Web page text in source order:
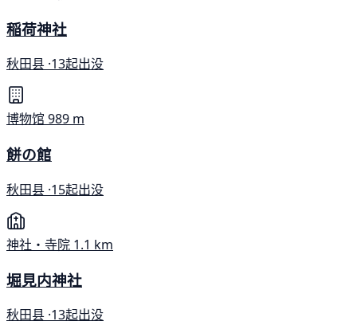
稲荷神社
秋田县 ·13起出没
博物馆 989 m
餅の館
秋田县 ·15起出没
神社・寺院 1.1 km
堀見内神社
秋田县 ·13起出没